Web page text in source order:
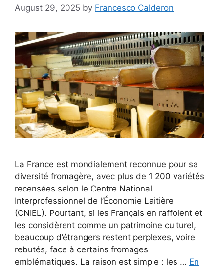
August 29, 2025 by Francesco Calderon
La France est mondialement reconnue pour sa
diversité fromagère, avec plus de 1 200 variétés
recensées selon le Centre National
Interprofessionnel de l’Économie Laitière
(CNIEL). Pourtant, si les Français en raffolent et
les considèrent comme un patrimoine culturel,
beaucoup d’étrangers restent perplexes, voire
rebutés, face à certains fromages
emblématiques. La raison est simple : les … En